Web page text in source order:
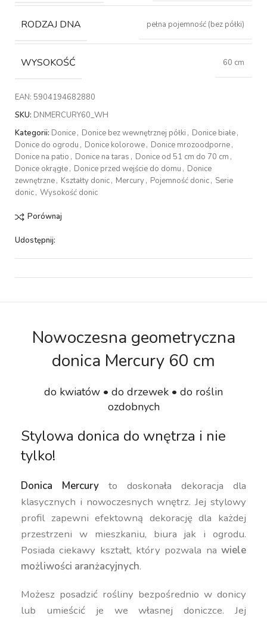
RODZAJ DNA pełna pojemność (bez półki)
WYSOKOŚĆ 60 cm
EAN: 5904194682880
SKU: DNMERCURY60_WH
Kategorii: Donice, Donice bez wewnętrznej półki , Donice białe,
Donice do ogrodu , Donice kolorowe, Donice mrozoodporne,
Donice na patio , Donice na taras , Donice od 51 cm do 70 cm ,
Donice okrągłe, Donice przed wejście do domu , Donice
zewnętrzne, Kształty donic, Mercury, Pojemność donic, Serie
donic, Wysokość donic
Porównaj
Udostępnij:
Nowoczesna geometryczna
donica Mercury 60 cm
do kwiatów • do drzewek • do roślin
ozdobnych
Stylowa donica do wnętrza i nie
tylko!
Donica Mercuryto doskonała dekoracja dla
klasycznych i nowoczesnych wnętrz. Jej stylowy
profil zapewni efektowną dekorację dla każdej
przestrzeni w mieszkaniu, biura jak i ogrodu.
Posiada ciekawy kształt, który pozwala na wiele
możliwości aranżacyjnych.
Możesz posadzić rośliny bezpośrednio w donicy
lub umieścić je we własnej doniczce. Jej